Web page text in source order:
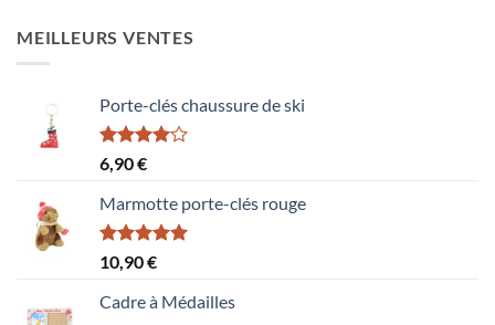
MEILLEURS VENTES
Porte-clés chaussure de ski
Note
4.00
5
6,90€
Marmotte porte-clés rouge
Note5.00
sur 5
10,90€
Cadre à Médailles